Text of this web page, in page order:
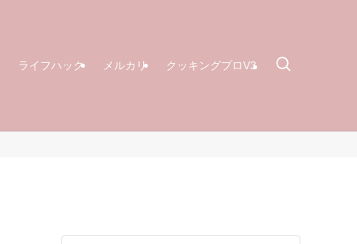
ライフハック メルカリ クッキングプロV3